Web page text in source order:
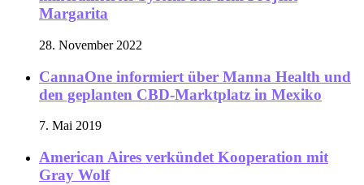
Margarita
28. November 2022
CannaOne informiert über Manna Health und
den geplanten CBD-Marktplatz in Mexiko
7. Mai 2019
American Aires verkündet Kooperation mit
Gray Wolf